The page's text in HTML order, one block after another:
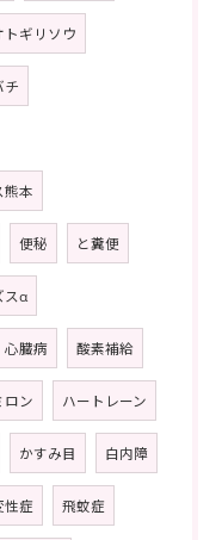
トギリソウ
チ
熊本
便秘 と糞便
スα
心臓病 酸素補給
ロン ハートレーン
かすみ目 白内障
性症 飛蚊症